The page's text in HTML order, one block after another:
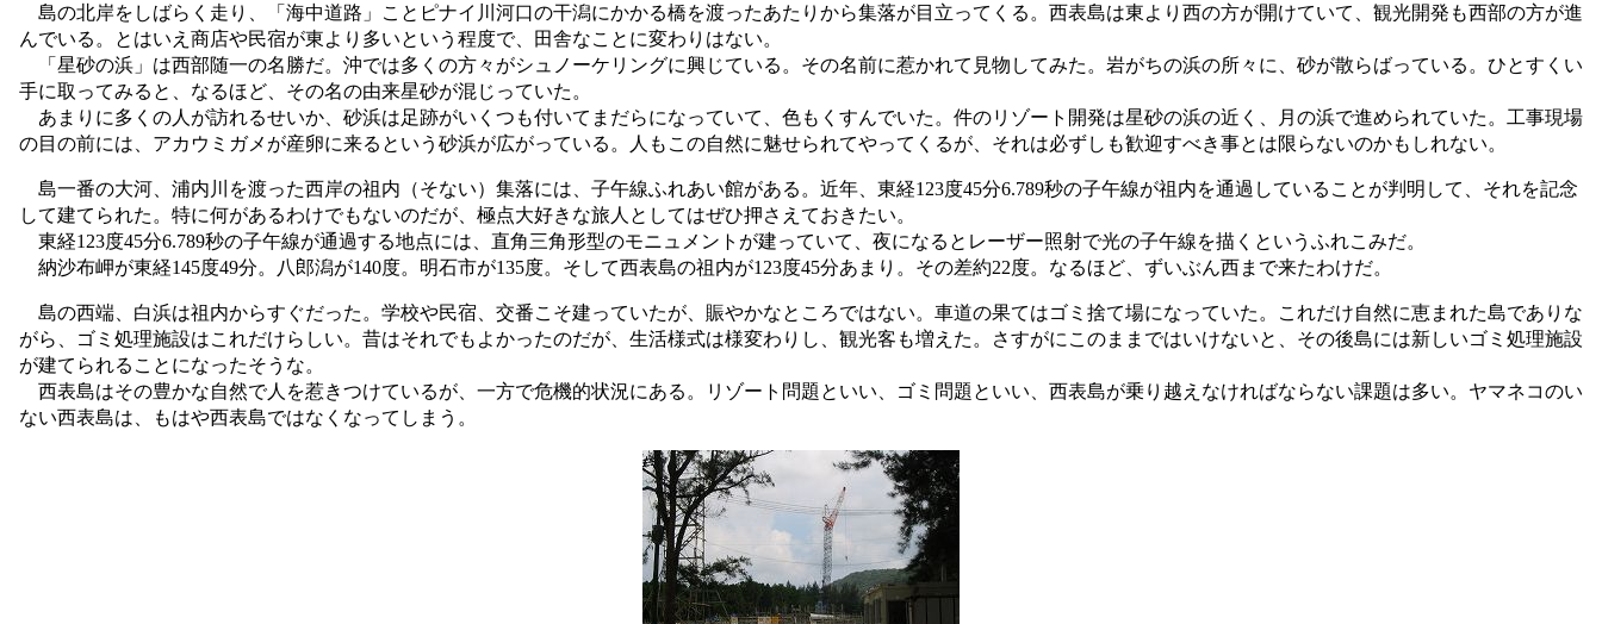
島の北岸をしばらく走り、「海中道路」ことピナイ川河口の干潟にかかる橋を渡ったあたりから集落が目立ってくる。西表島は東より西の方が開けていて、観光開発も西部の方が進
んでいる。とはいえ商店や民宿が東より多いという程度で、田舎なことに変わりはない。
「星砂の浜」は西部随一の名勝だ。沖では多くの方々がシュノーケリングに興じている。その名前に惹かれて見物してみた。岩がちの浜の所々に、砂が散らばっている。ひとすくい
手に取ってみると、なるほど、その名の由来星砂が混じっていた。
あまりに多くの人が訪れるせいか、砂浜は足跡がいくつも付いてまだらになっていて、色もくすんでいた。件のリゾート開発は星砂の浜の近く、月の浜で進められていた。工事現場
の目の前には、アカウミガメが産卵に来るという砂浜が広がっている。人もこの自然に魅せられてやってくるが、それは必ずしも歓迎すべき事とは限らないのかもしれない。
島一番の大河、浦内川を渡った西岸の祖内（そない）集落には、子午線ふれあい館がある。近年、東経123度45分6.789秒の子午線が祖内を通過していることが判明して、それを記念
して建てられた。特に何があるわけでもないのだが、極点大好きな旅人としてはぜひ押さえておきたい。
東経123度45分6.789秒の子午線が通過する地点には、直角三角形型のモニュメントが建っていて、夜になるとレーザー照射で光の子午線を描くというふれこみだ。
納沙布岬が東経145度49分。八郎潟が140度。明石市が135度。そして西表島の祖内が123度45分あまり。その差約22度。なるほど、ずいぶん西まで来たわけだ。
島の西端、白浜は祖内からすぐだった。学校や民宿、交番こそ建っていたが、賑やかなところではない。車道の果てはゴミ捨て場になっていた。これだけ自然に恵まれた島でありな
がら、ゴミ処理施設はこれだけらしい。昔はそれでもよかったのだが、生活様式は様変わりし、観光客も増えた。さすがにこのままではいけないと、その後島には新しいゴミ処理施設
が建てられることになったそうな。
西表島はその豊かな自然で人を惹きつけているが、一方で危機的状況にある。リゾート問題といい、ゴミ問題といい、西表島が乗り越えなければならない課題は多い。ヤマネコのい
ない西表島は、もはや西表島ではなくなってしまう。